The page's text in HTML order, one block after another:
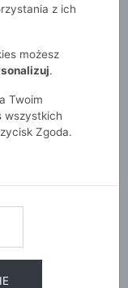
POKAŻ FILTRY
z ich
możesz
.
Twoim
wszystkich
Zgoda.